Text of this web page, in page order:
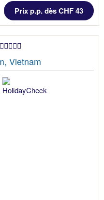
Prix p.p. dès CHF 43
Vietnam